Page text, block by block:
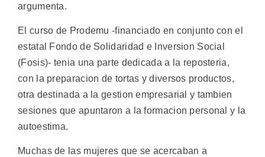
argumenta.
El curso de Prodemu -financiado en conjunto con el
estatal Fondo de Solidaridad e Inversion Social
(Fosis)- tenia una parte dedicada a la reposteria,
con la preparacion de tortas y diversos productos,
otra destinada a la gestion empresarial y tambien
sesiones que apuntaron a la formacion personal y la
autoestima.
Muchas de las mujeres que se acercaban a